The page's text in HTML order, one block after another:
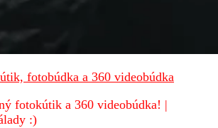
fotobúdka a 360 videobúdka
fotokútik a 360 videobúdka! |
:)